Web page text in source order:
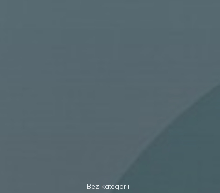
Bez kategorii